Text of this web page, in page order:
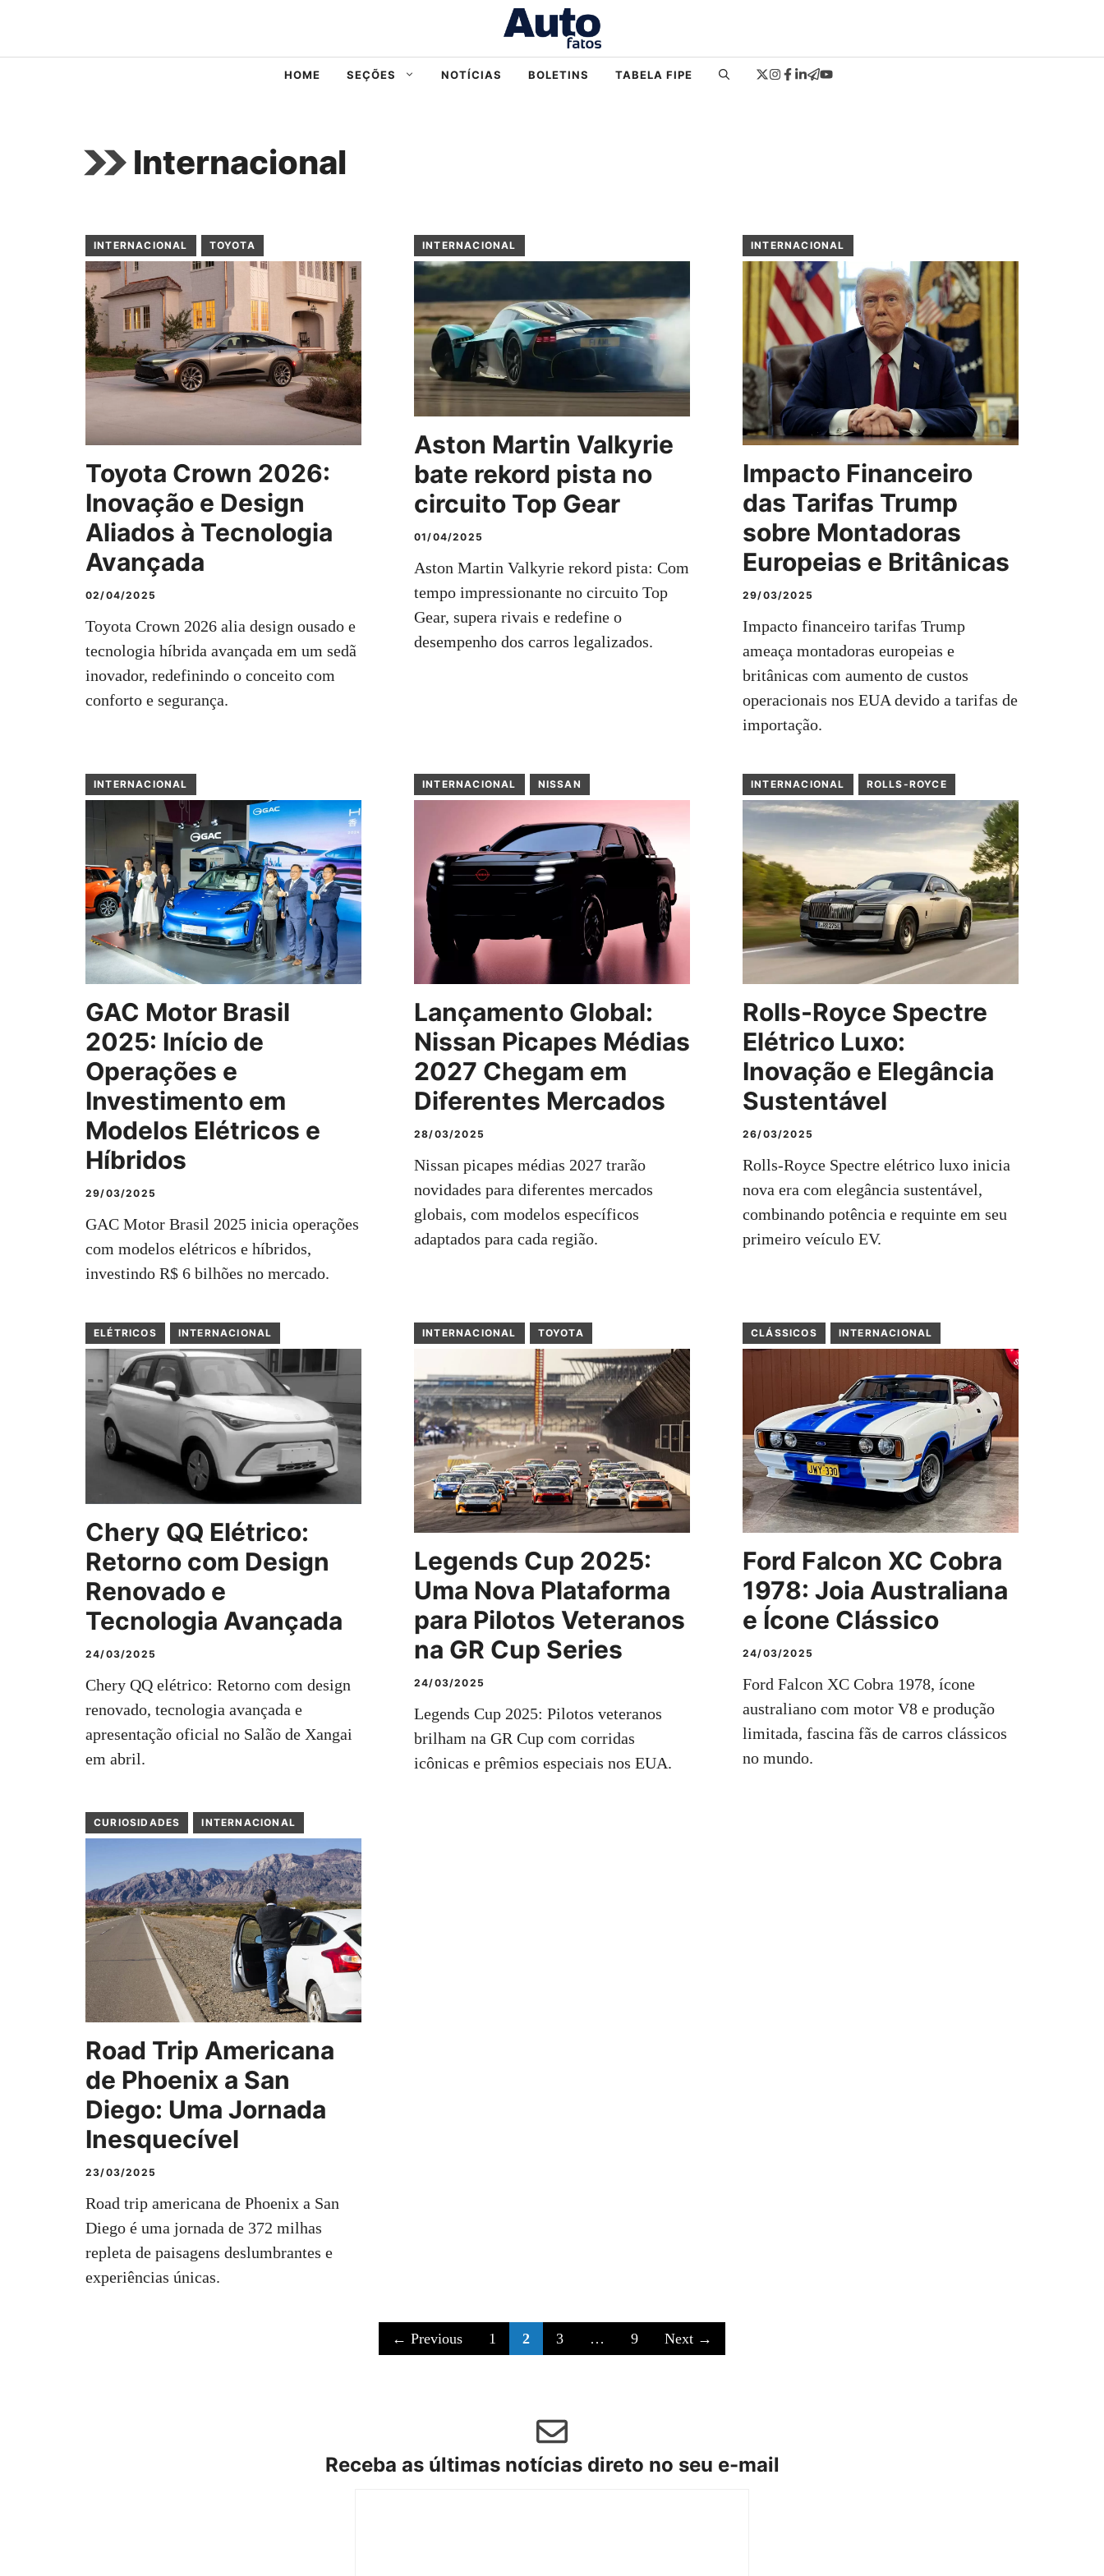
o
HOME SEÇÕES NOTÍCIAS BOLETINS TABELA FIPE
Internacional
INTERNACIONAL TOYOTA
Toyota Crown 2026:
Inovação e Design
Aliados à Tecnologia
Avançada
02/04/2025
Toyota Crown 2026 alia design ousado e
tecnologia híbrida avançada em um sedã
inovador, redefinindo o conceito com
conforto e segurança.
INTERNACIONAL
Aston Martin Valkyrie
bate rekord pista no
circuito Top Gear
01/04/2025
Aston Martin Valkyrie rekord pista: Com
tempo impressionante no circuito Top
Gear, supera rivais e redefine o
desempenho dos carros legalizados.
INTERNACIONAL
Impacto Financeiro
das Tarifas Trump
sobre Montadoras
Europeias e Britânicas
29/03/2025
Impacto financeiro tarifas Trump
ameaça montadoras europeias e
britânicas com aumento de custos
operacionais nos EUA devido a tarifas de
importação.
INTERNACIONAL
GAC Motor Brasil
2025: Início de
Operações e
Investimento em
Modelos Elétricos e
Híbridos
29/03/2025
GAC Motor Brasil 2025 inicia operações
com modelos elétricos e híbridos,
investindo R$ 6 bilhões no mercado.
INTERNACIONAL NISSAN
Lançamento Global:
Nissan Picapes Médias
2027 Chegam em
Diferentes Mercados
28/03/2025
Nissan picapes médias 2027 trarão
novidades para diferentes mercados
globais, com modelos específicos
adaptados para cada região.
INTERNACIONAL ROLLS-ROYCE
Rolls-Royce Spectre
Elétrico Luxo:
Inovação e Elegância
Sustentável
26/03/2025
Rolls-Royce Spectre elétrico luxo inicia
nova era com elegância sustentável,
combinando potência e requinte em seu
primeiro veículo EV.
ELÉTRICOS INTERNACIONAL
Chery QQ Elétrico:
Retorno com Design
Renovado e
Tecnologia Avançada
24/03/2025
Chery QQ elétrico: Retorno com design
renovado, tecnologia avançada e
apresentação oficial no Salão de Xangai
em abril.
INTERNACIONAL TOYOTA
Legends Cup 2025:
Uma Nova Plataforma
para Pilotos Veteranos
na GR Cup Series
24/03/2025
Legends Cup 2025: Pilotos veteranos
brilham na GR Cup com corridas
icônicas e prêmios especiais nos EUA.
CLÁSSICOS INTERNACIONAL
Ford Falcon XC Cobra
1978: Joia Australiana
e Ícone Clássico
24/03/2025
Ford Falcon XC Cobra 1978, ícone
australiano com motor V8 e produção
limitada, fascina fãs de carros clássicos
no mundo.
CURIOSIDADES INTERNACIONAL
Road Trip Americana
de Phoenix a San
Diego: Uma Jornada
Inesquecível
23/03/2025
Road trip americana de Phoenix a San
Diego é uma jornada de 372 milhas
repleta de paisagens deslumbrantes e
experiências únicas.
← Previous Page
1 Page
2 Page
3 … Page
9 Next →
Receba as últimas notícias direto no seu e-mail